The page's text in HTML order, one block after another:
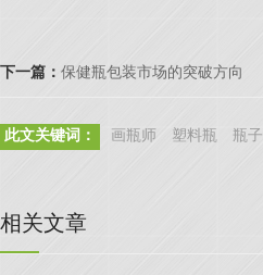
下一篇： 保健瓶包装市场的突破方向
此文关键词： 画瓶师 塑料瓶 瓶子
相关文章